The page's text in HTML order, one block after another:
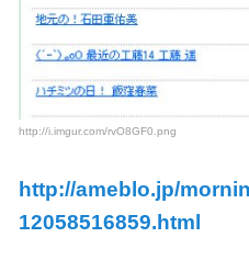
http://i.imgur.com/rvO8GF0.png
http://ameblo.jp/
12058516859.html